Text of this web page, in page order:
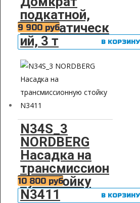
подкатной,
пневматическ
ий, 3 т
9 900 руб
В КОРЗИНУ
N34S_3
NORDBERG
Насадка на
трансмиссион
ную стойку
N3411
10 800 руб
В КОРЗИНУ